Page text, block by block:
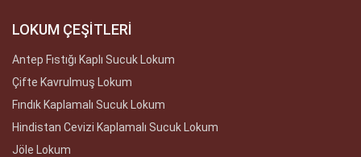
LOKUM ÇEŞİTLERİ
Antep Fıstığı Kaplı Sucuk Lokum
Çifte Kavrulmuş Lokum
Fındık Kaplamalı Sucuk Lokum
Hindistan Cevizi Kaplamalı Sucuk Lokum
Jöle Lokum